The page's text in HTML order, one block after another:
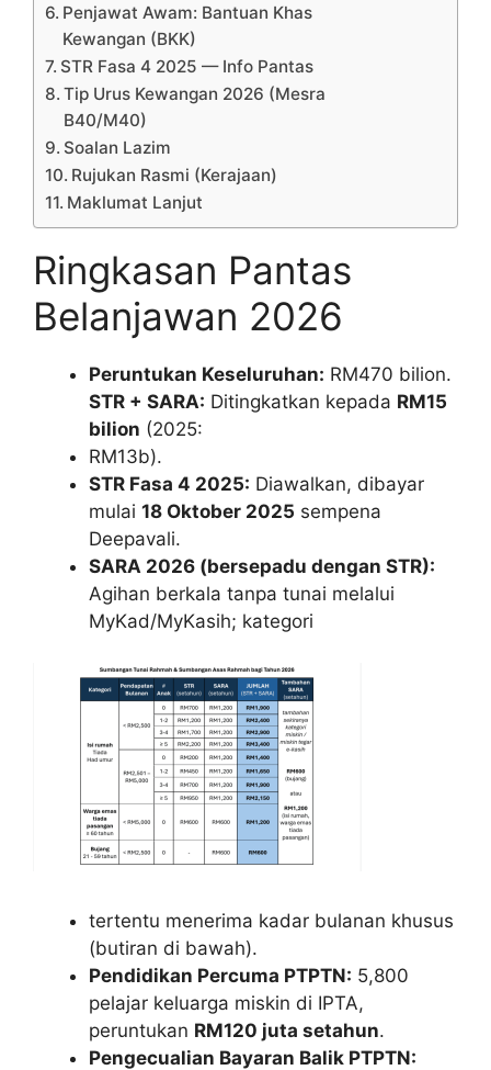
Penjawat Awam: Bantuan Khas
Kewangan (BKK)
STR Fasa 4 2025 — Info Pantas
Tip Urus Kewangan 2026 (Mesra
B40/M40)
Soalan Lazim
Rujukan Rasmi (Kerajaan)
Maklumat Lanjut
Ringkasan Pantas
Belanjawan 2026
Peruntukan Keseluruhan: RM470 bilion.
STR + SARA: Ditingkatkan kepada RM15
bilion (2025:
RM13b).
STR Fasa 4 2025: Diawalkan, dibayar
mulai 18 Oktober 2025 sempena
Deepavali.
SARA 2026 (bersepadu dengan STR):
Agihan berkala tanpa tunai melalui
MyKad/MyKasih; kategori
tertentu menerima kadar bulanan khusus
(butiran di bawah).
Pendidikan Percuma PTPTN: 5,800
pelajar keluarga miskin di IPTA,
peruntukan RM120 juta setahun.
Pengecualian Bayaran Balik PTPTN: